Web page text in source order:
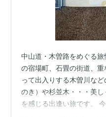
中山道・木曽路をめぐる
の宿場町、石畳の街道、
って出入りする木曽川な
のき）や杉並木・・・美
を感じる出逢い旅です。